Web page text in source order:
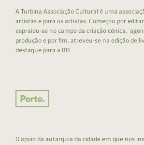
A Turbina Associação Cultural é uma
artistas e para os artistas. Começou por
espraiou-se no campo da criação cénica,
produção e por fim, atreveu-se na edição de
destaque para a BD.
O apoio da autarquia da cidade em que nos